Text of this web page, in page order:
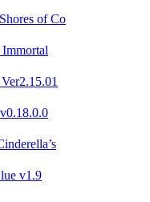
of Co
v1.9